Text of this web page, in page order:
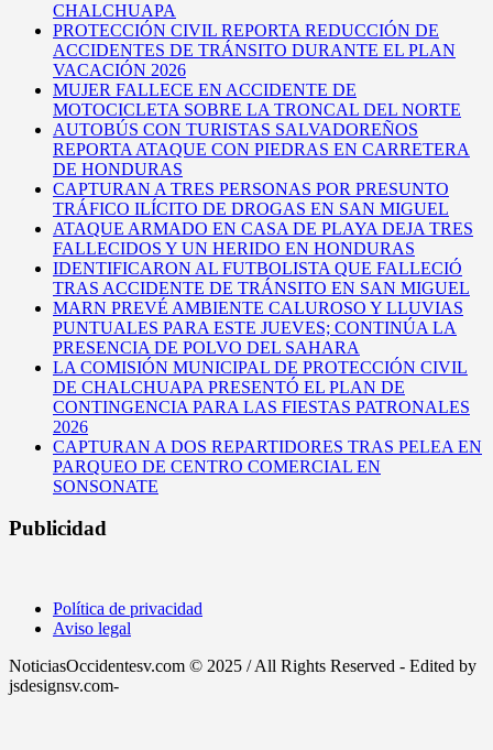
CHALCHUAPA
PROTECCIÓN CIVIL REPORTA REDUCCIÓN DE
ACCIDENTES DE TRÁNSITO DURANTE EL PLAN
VACACIÓN 2026
MUJER FALLECE EN ACCIDENTE DE
MOTOCICLETA SOBRE LA TRONCAL DEL NORTE
AUTOBÚS CON TURISTAS SALVADOREÑOS
REPORTA ATAQUE CON PIEDRAS EN CARRETERA
DE HONDURAS
CAPTURAN A TRES PERSONAS POR PRESUNTO
TRÁFICO ILÍCITO DE DROGAS EN SAN MIGUEL
ATAQUE ARMADO EN CASA DE PLAYA DEJA TRES
FALLECIDOS Y UN HERIDO EN HONDURAS
IDENTIFICARON AL FUTBOLISTA QUE FALLECIÓ
TRAS ACCIDENTE DE TRÁNSITO EN SAN MIGUEL
MARN PREVÉ AMBIENTE CALUROSO Y LLUVIAS
PUNTUALES PARA ESTE JUEVES; CONTINÚA LA
PRESENCIA DE POLVO DEL SAHARA
LA COMISIÓN MUNICIPAL DE PROTECCIÓN CIVIL
DE CHALCHUAPA PRESENTÓ EL PLAN DE
CONTINGENCIA PARA LAS FIESTAS PATRONALES
2026
CAPTURAN A DOS REPARTIDORES TRAS PELEA EN
PARQUEO DE CENTRO COMERCIAL EN
SONSONATE
Publicidad
Política de privacidad
Aviso legal
NoticiasOccidentesv.com © 2025 / All Rights Reserved - Edited by
jsdesignsv.com-